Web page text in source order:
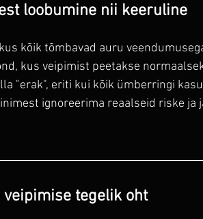
loobumine nii keeruline
kõik tõmbavad auru
kus veipimist peetakse
"erak", eriti kui kõik ümberringi
ignoreerima reaalseid riske ja
tegelik oht